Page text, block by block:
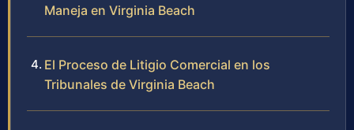
Maneja en Virginia Beach
El Proceso de Litigio Comercial en los
Tribunales de Virginia Beach